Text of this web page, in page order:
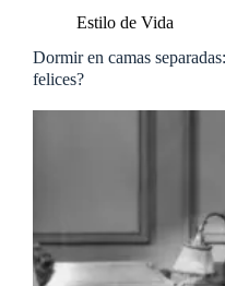
Estilo de Vida
Dormir en camas
felices?